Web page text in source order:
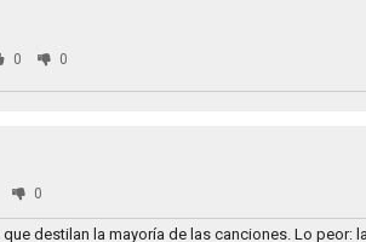
0 0
0
destilan la mayoría de las canciones. Lo peor: